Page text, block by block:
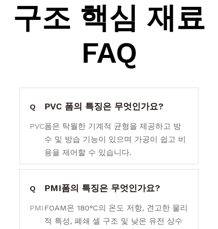
구조 핵심 재료
FAQ
Q PVC 폼의 특징은 무엇인가요?
PVC폼은 탁월한 기계적 균형을 제공하고 방
수 및 방습 기능이 있으며 가공이 쉽고 비
용을 제어할 수 있습니다.
Q PMI폼의 특징은 무엇인가요?
PMI FOAM은 180°C의 온도 저항, 견고한 물리
적 특성, 폐쇄 셀 구조 및 낮은 유전 상수